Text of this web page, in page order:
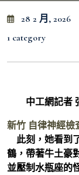
28 2 月, 2026
1 category
中工網記者
新竹 自律神經檢
此刻，她看到
鶴，帶著牛土豪
並壓制水瓶座的